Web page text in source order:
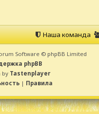
Наша команда
Software © phpBB Limited
phpBB
by Tastenplayer
| Правила